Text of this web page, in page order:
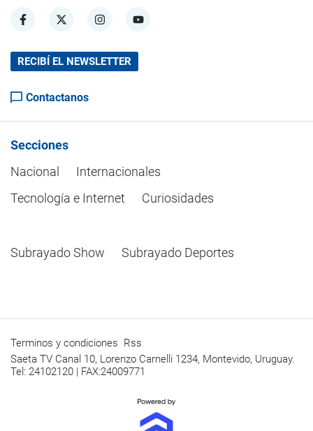
RECIBÍ EL NEWSLETTER
Contactanos
Secciones
Nacional
Internacionales
Tecnología e Internet
Curiosidades
Subrayado Show Subrayado Deportes
Terminos y condiciones Rss
Saeta TV Canal 10, Lorenzo Carnelli 1234, Montevido, Uruguay.
Tel: 24102120 | FAX:24009771